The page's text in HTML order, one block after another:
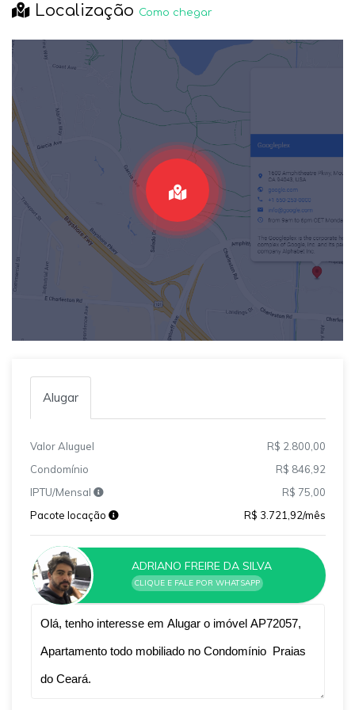
Localização Como chegar
Alugar
Valor Aluguel
R$ 2.800,00
Condomínio
R$ 846,92
IPTU/Mensal
R$ 75,00
Pacote locação
R$ 3.721,92/mês
ADRIANO FREIRE DA SILVA
CLIQUE E FALE POR WHATSAPP